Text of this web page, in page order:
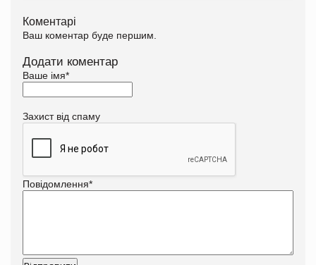
Коментарі
Ваш коментар буде першим.
Додати коментар
Ваше імя*
Захист від спаму
Повідомлення*